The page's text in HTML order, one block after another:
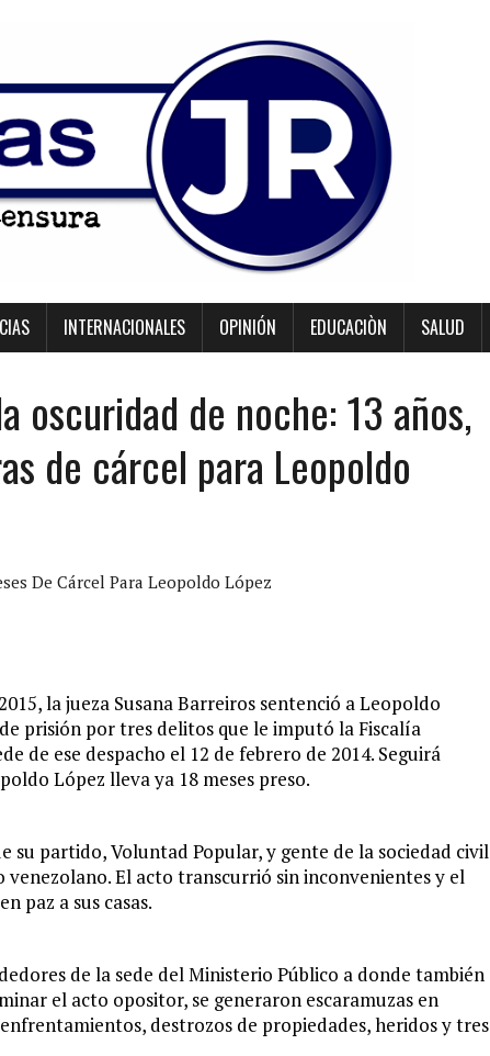
INTERNACIONALES OPINIÓN EDUCACIÒN SALUD
oscuridad de noche: 13 años,
de cárcel para Leopoldo
De Cárcel Para Leopoldo López
la jueza Susana Barreiros sentenció a Leopoldo
prisión por tres delitos que le imputó la Fiscalía
de ese despacho el 12 de febrero de 2014. Seguirá
López lleva ya 18 meses preso.
su partido, Voluntad Popular, y gente de la sociedad civil
El acto transcurrió sin inconvenientes y el
paz a sus casas.
de la sede del Ministerio Público a donde también
el acto opositor, se generaron escaramuzas en
destrozos de propiedades, heridos y tres